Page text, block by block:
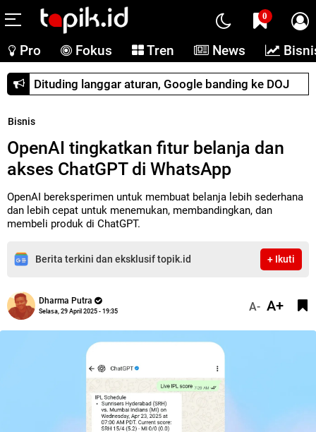
0
Pro Fokus Tren News
Dituding langgar aturan, Google banding ke DOJ
Bisnis
OpenAI tingkatkan fitur belanja dan
akses ChatGPT di WhatsApp
OpenAI bereksperimen untuk membuat belanja lebih sederhana
dan lebih cepat untuk menemukan, membandingkan, dan
membeli produk di ChatGPT.
Berita terkini dan eksklusif topik.id + Ikuti
Dharma Putra
Selasa, 29 April 2025 - 19:35 A- A+